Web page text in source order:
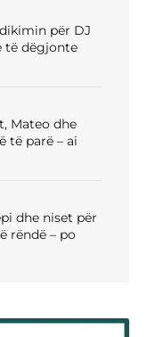
për DJ
të dëgjonte
Mateo dhe
të parë – ai
dhe niset për
rëndë – po